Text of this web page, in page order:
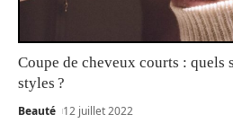
Coupe de cheveux courts : quels
styles ?
Beauté 12 juillet 2022